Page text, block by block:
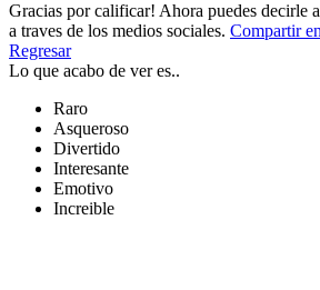
Gracias por calificar! Ahora puedes decirle
a traves de los medios sociales. Compartir
Regresar
Lo que acabo de ver es..
Raro
Asqueroso
Divertido
Interesante
Emotivo
Increible